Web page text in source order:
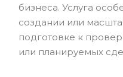
бизнеса. Услуга
создании или
подготовке к
или планируемых